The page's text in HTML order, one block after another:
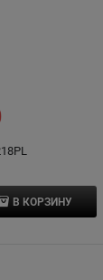
В КОРЗИНУ